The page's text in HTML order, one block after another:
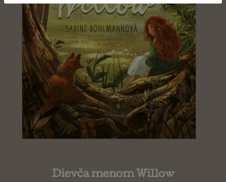
Dievča menom Willow